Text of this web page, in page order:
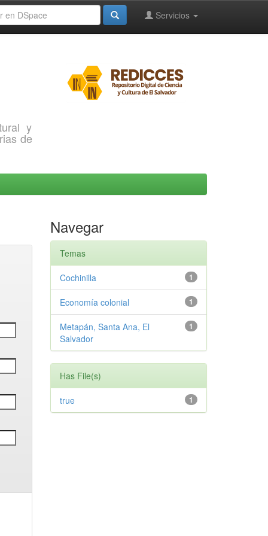
Servicios
y
de
Navegar
Temas
1
Cochinilla
1
Economía colonial
1
Metapán, Santa Ana, El
Salvador
Has File(s)
1
true